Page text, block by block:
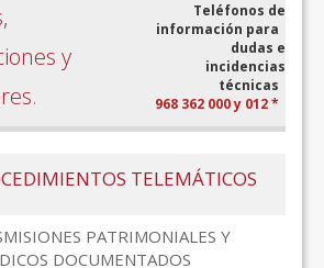
y
Teléfonos de
información para
dudas e
incidencias
técnicas
968 362 000 y 012 *
TELEMÁTICOS
PATRIMONIALES Y
DOCUMENTADOS